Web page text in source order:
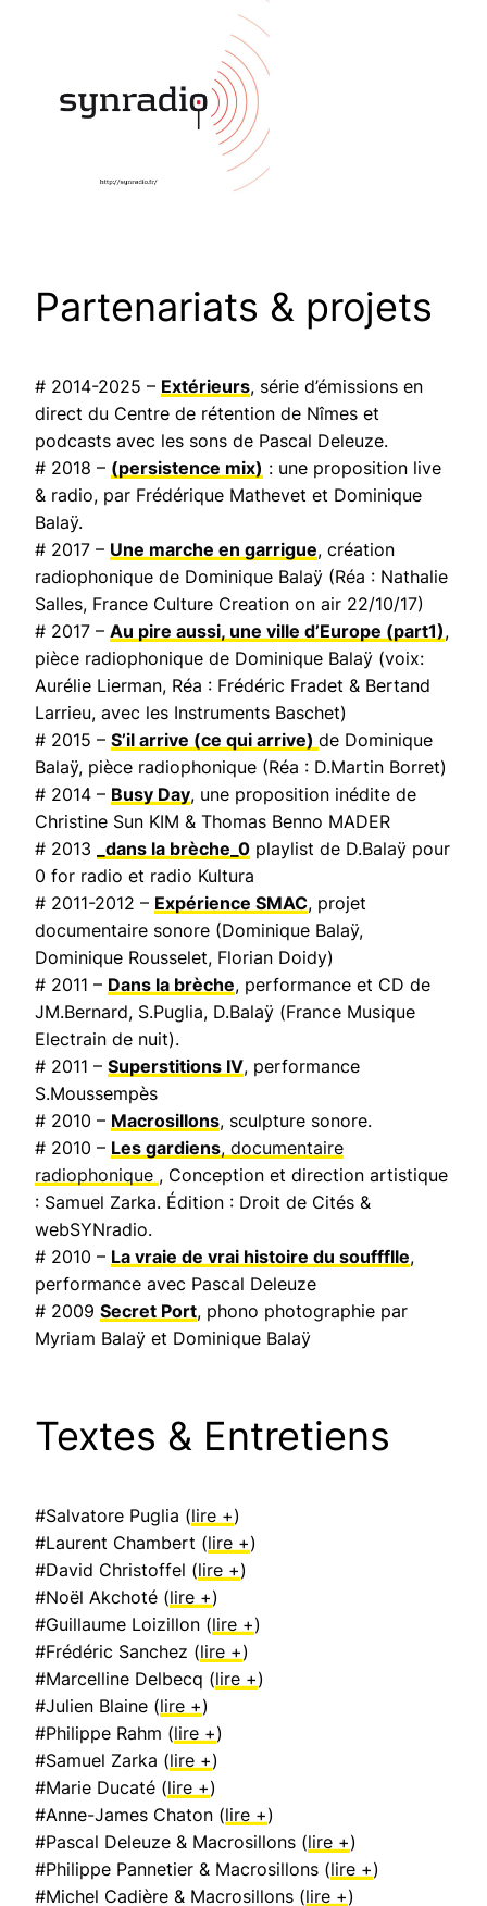
Partenariats & projets
# 2014-2025 – Extérieurs, série d’émissions en
direct du Centre de rétention de Nîmes et
podcasts avec les sons de Pascal Deleuze.
# 2018 – (persistence mix) : une proposition live
& radio, par Frédérique Mathevet et Dominique
Balaÿ.
# 2017 – Une marche en garrigue, création
radiophonique de Dominique Balaÿ (Réa : Nathalie
Salles, France Culture Creation on air 22/10/17)
# 2017 – Au pire aussi, une ville d’Europe (part1),
pièce radiophonique de Dominique Balaÿ (voix:
Aurélie Lierman, Réa : Frédéric Fradet & Bertand
Larrieu, avec les Instruments Baschet)
# 2015 – S’il arrive (ce qui arrive) de Dominique
Balaÿ, pièce radiophonique (Réa : D.Martin Borret)
# 2014 – Busy Day, une proposition inédite de
Christine Sun KIM & Thomas Benno MADER
# 2013
_dans la brèche_0 playlist de D.Balaÿ pour
0 for radio et radio Kultura
# 2011-2012 – Expérience SMAC, projet
documentaire sonore (Dominique Balaÿ,
Dominique Rousselet, Florian Doidy)
# 2011 – Dans la brèche, performance et CD de
JM.Bernard, S.Puglia, D.Balaÿ (France Musique
Electrain de nuit).
# 2011 – Superstitions IV, performance
S.Moussempès
# 2010 – Macrosillons, sculpture sonore.
# 2010 – Les gardiens, documentaire
radiophonique , Conception et direction artistique
: Samuel Zarka. Édition : Droit de Cités &
webSYNradio.
# 2010 – La vraie de vrai histoire du souffflle,
performance avec Pascal Deleuze
# 2009 Secret Port, phono photographie par
Myriam Balaÿ et Dominique Balaÿ
Textes & Entretiens
#Salvatore Puglia (lire +)
#Laurent Chambert (lire +)
#David Christoffel (lire +)
#Noël Akchoté (lire +)
#Guillaume Loizillon (lire +)
#Frédéric Sanchez (lire +)
#Marcelline Delbecq (lire +)
#Julien Blaine (lire +)
#Philippe Rahm (lire +)
#Samuel Zarka (lire +)
#Marie Ducaté (lire +)
#Anne-James Chaton (lire +)
#Pascal Deleuze & Macrosillons (lire +)
#Philippe Pannetier & Macrosillons (lire +)
#Michel Cadière & Macrosillons (lire +)